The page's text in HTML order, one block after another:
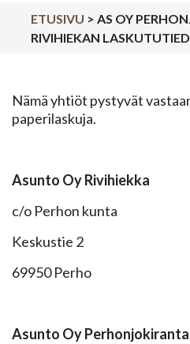
ETUSIVU > AS OY
RIVIHIEKAN
Nämä yhtiöt pystyvät
paperilaskuja.
Asunto Oy Rivihiekka
c/o Perhon kunta
Keskustie 2
69950 Perho
Asunto Oy Perhonjokiranta